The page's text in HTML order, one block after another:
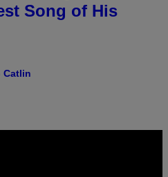
Song of His
Catlin